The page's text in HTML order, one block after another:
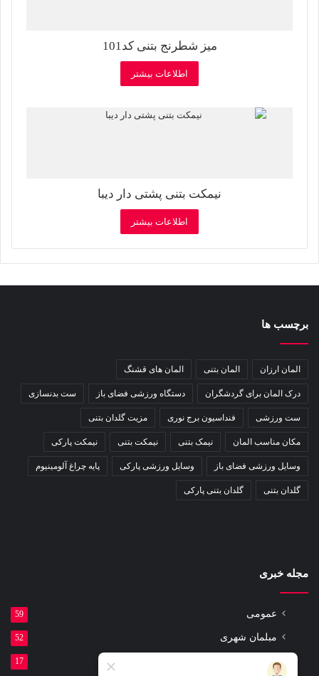
میز شطرنج بتنی کد101
اطلاعات بیشتر
نیمکت بتنی پشتی دار دیبا
اطلاعات بیشتر
برچسب ها
المان ارزان المان بتنی المان های قشنگ
درک المان برای گردشگران دستگاه ورزشی فضای باز ست بدنسازی
ست ورزشی فنداسیون برج نوری مزیت گلدان بتنی
مکان مناسب المان نیمک بتنی نیمکت بتنی نیمکت پارکی
وسایل ورزشی فضای باز وسایل ورزشی پارکی پایه چراغ آلومینیوم
گلدان بتنی گلدان بتنی پارکی
مجله خبری
عمومی 59
مبلمان شهری 52
مقالات 17